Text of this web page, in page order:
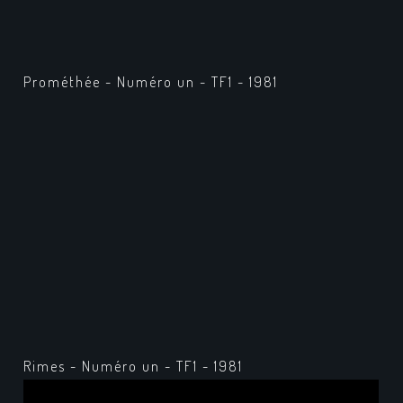
Prométhée - Numéro un - TF1 - 1981
Rimes - Numéro un - TF1 - 1981